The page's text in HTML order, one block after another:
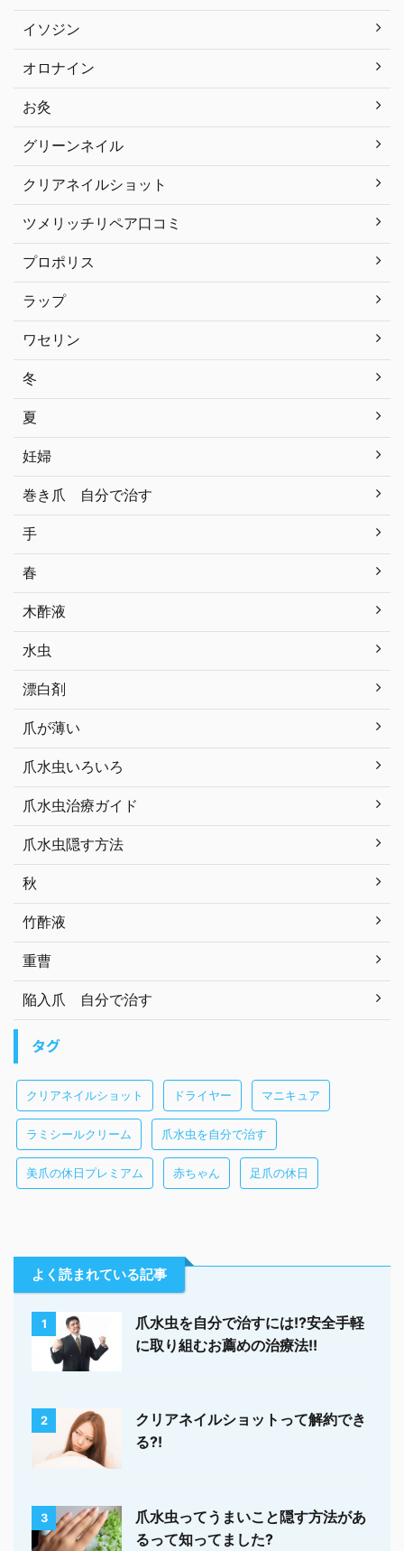
イソジン
オロナイン
お灸
グリーンネイル
クリアネイルショット
ツメリッチリペア口コミ
プロポリス
ラップ
ワセリン
冬
夏
妊婦
巻き爪 自分で治す
手
春
木酢液
水虫
漂白剤
爪が薄い
爪水虫いろいろ
爪水虫治療ガイド
爪水虫隠す方法
秋
竹酢液
重曹
陥入爪 自分で治す
タグ
クリアネイルショット ドライヤー マニキュア
ラミシールクリーム 爪水虫を自分で治す
美爪の休日プレミアム 赤ちゃん 足爪の休日
よく読まれている記事
1
爪水虫を自分で治すには!?安全手軽
に取り組むお薦めの治療法!!
2
クリアネイルショットって解約でき
る?!
3
爪水虫ってうまいこと隠す方法があ
るって知ってました?